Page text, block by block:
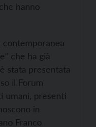
hanno
contemporanea
che ha già
stata presentata
il Forum
umani, presenti
in
Franco